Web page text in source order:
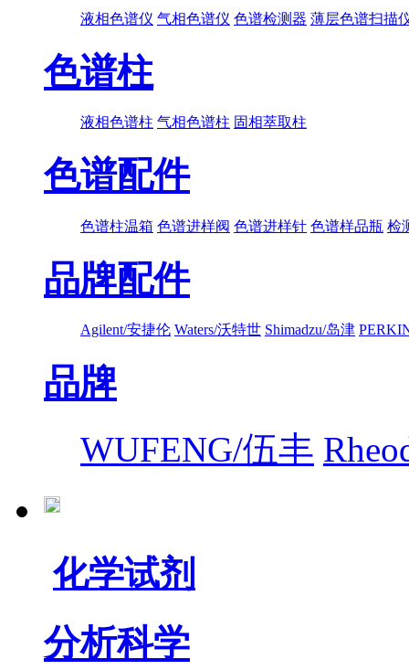
液相色谱仪 气相色谱仪 色谱检测器 薄层色谱扫描
色谱柱
液相色谱柱 气相色谱柱 固相萃取柱
色谱配件
色谱柱温箱 色谱进样阀 色谱进样针 色谱样品瓶 检
品牌配件
Agilent/安捷伦 Waters/沃特世 Shimadzu/岛津
品牌
WUFENG/伍丰
化学试剂
分析科学